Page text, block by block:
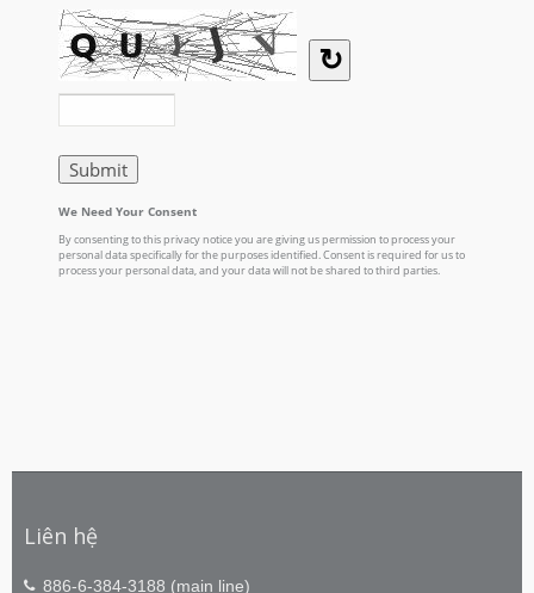
Liên hệ
886-6-384-3188 (main line)